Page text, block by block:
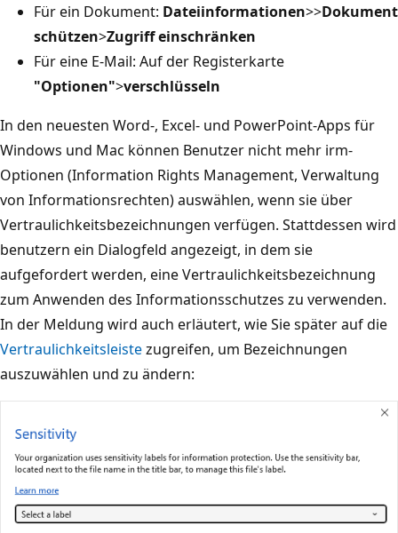
Für ein Dokument: Dateiinformationen>>Dokument
schützen>Zugriff einschränken
Für eine E-Mail: Auf der Registerkarte
"Optionen">verschlüsseln
In den neuesten Word-, Excel- und PowerPoint-Apps für
Windows und Mac können Benutzer nicht mehr irm-
Optionen (Information Rights Management, Verwaltung
von Informationsrechten) auswählen, wenn sie über
Vertraulichkeitsbezeichnungen verfügen. Stattdessen wird
benutzern ein Dialogfeld angezeigt, in dem sie
aufgefordert werden, eine Vertraulichkeitsbezeichnung
zum Anwenden des Informationsschutzes zu verwenden.
In der Meldung wird auch erläutert, wie Sie später auf die
Vertraulichkeitsleistezugreifen, um Bezeichnungen
auszuwählen und zu ändern: